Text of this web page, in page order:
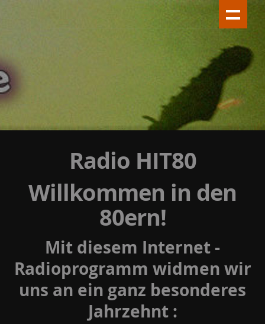
Radio HIT80
Willkommen in den
80ern!
Mit diesem Internet -
Radioprogramm widmen wir
uns an ein ganz besonderes
Jahrzehnt :